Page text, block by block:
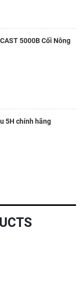
5000B Cối Nông
5H chính hãng